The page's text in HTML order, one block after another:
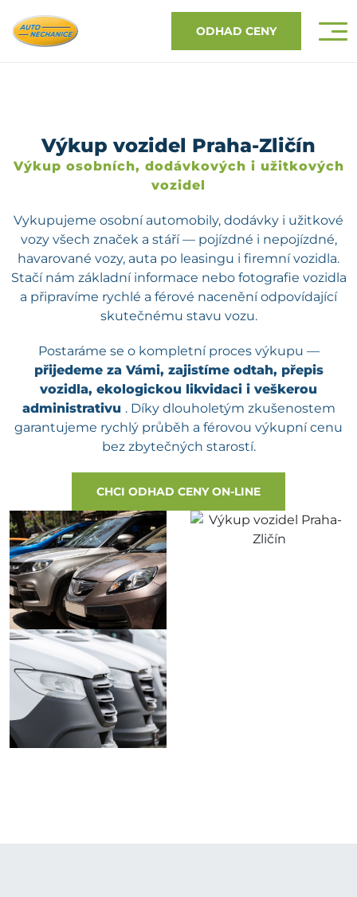
ODHAD CENY
Výkup vozidel Praha-Zličín
Výkup osobních, dodávkových i užitkových
vozidel
Vykupujeme osobní automobily, dodávky i užitkové
vozy všech značek a stáří — pojízdné i nepojízdné,
havarované vozy, auta po leasingu i firemní vozidla.
Stačí nám základní informace nebo fotografie vozidla
a připravíme rychlé a férové nacenění odpovídající
skutečnému stavu vozu.
Postaráme se o kompletní proces výkupu —
přijedeme za Vámi, zajistíme odtah, přepis
vozidla, ekologickou likvidaci i veškerou
administrativu . Díky dlouholetým zkušenostem
garantujeme rychlý průběh a férovou výkupní cenu
bez zbytečných starostí.
CHCI ODHAD CENY ON-LINE